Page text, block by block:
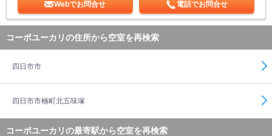
Webでお問合せ 電話でお問合せ
コーポユーカリの住所から空室を再検索
四日市市
四日市市楠町北五味塚
コーポユーカリの最寄駅から空室を再検索